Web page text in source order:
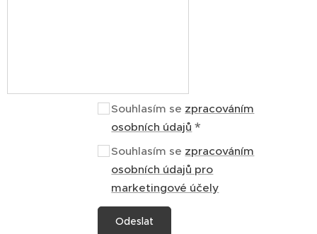
Souhlasím se zpracováním
osobních údajů
Souhlasím se zpracováním
osobních údajů pro
marketingové účely
Odeslat